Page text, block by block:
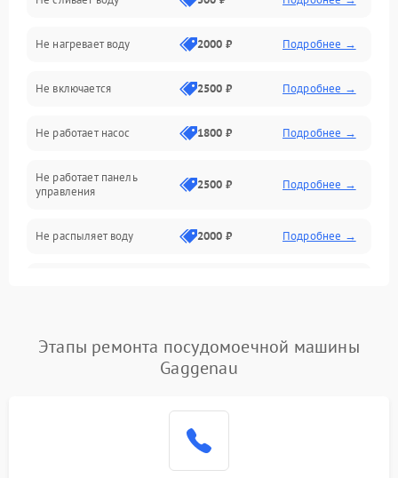
Электропитание
Датчики
Нагрев
Вода
Гигиена
Программное обеспечение
Не нагревает воду 2000 ₽ Подробнее →
Не включается 2500 ₽ Подробнее →
Не работает насос 1800 ₽ Подробнее →
Не работает панель
управления
2500 ₽ Подробнее →
Не распыляет воду 2000 ₽ Подробнее →
Проблемы с набором
воды
1800 ₽ Подробнее →
1700 ₽
Этапы ремонта посудомоечной машины
Gaggenau